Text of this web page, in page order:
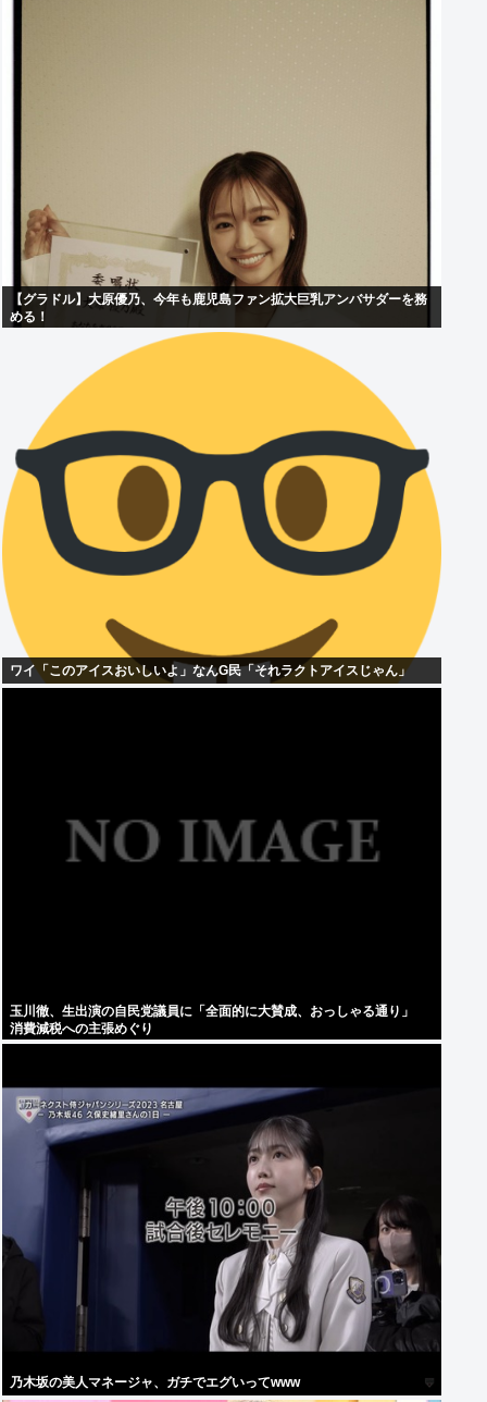
【グラドル】大原優乃、今年も鹿児島ファン拡大巨乳アンバサダーを務
める！
ワイ「このアイスおいしいよ」なんG民「それラクトアイスじゃん」
玉川徹、生出演の自民党議員に「全面的に大賛成、おっしゃる通り」
消費減税への主張めぐり
乃木坂の美人マネージャ、ガチでエグいってwww